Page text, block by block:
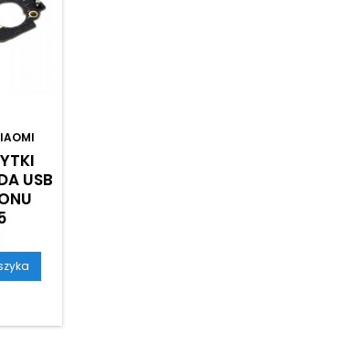
USB